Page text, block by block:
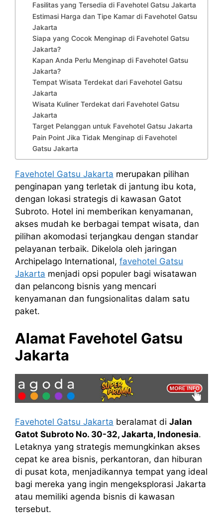
Fasilitas yang Tersedia di Favehotel Gatsu Jakarta
Estimasi Harga dan Tipe Kamar di Favehotel Gatsu
Jakarta
Siapa yang Cocok Menginap di Favehotel Gatsu
Jakarta?
Kapan Anda Perlu Menginap di Favehotel Gatsu
Jakarta?
Tempat Wisata Terdekat dari Favehotel Gatsu
Jakarta
Wisata Kuliner Terdekat dari Favehotel Gatsu
Jakarta
Target Pelanggan untuk Favehotel Gatsu Jakarta
Pain Point Jika Tidak Menginap di Favehotel
Gatsu Jakarta
Favehotel Gatsu Jakarta merupakan pilihan
penginapan yang terletak di jantung ibu kota,
dengan lokasi strategis di kawasan Gatot
Subroto. Hotel ini memberikan kenyamanan,
akses mudah ke berbagai tempat wisata, dan
pilihan akomodasi terjangkau dengan standar
pelayanan terbaik. Dikelola oleh jaringan
Archipelago International, favehotel Gatsu
Jakarta menjadi opsi populer bagi wisatawan
dan pelancong bisnis yang mencari
kenyamanan dan fungsionalitas dalam satu
paket.
Alamat Favehotel Gatsu
Jakarta
Favehotel Gatsu Jakarta beralamat di Jalan
Gatot Subroto No. 30-32, Jakarta, Indonesia.
Letaknya yang strategis memungkinkan akses
cepat ke area bisnis, perkantoran, dan hiburan
di pusat kota, menjadikannya tempat yang ideal
bagi mereka yang ingin mengeksplorasi Jakarta
atau memiliki agenda bisnis di kawasan
tersebut.